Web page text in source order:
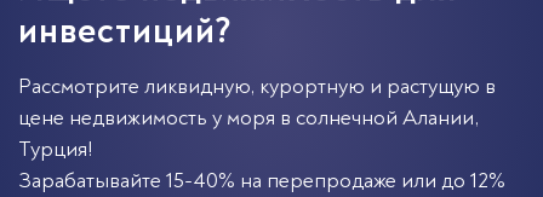
инвестиций?
Рассмотрите ликвидную, курортную и растущую в
цене недвижимость у моря в солнечной Алании,
Турция!
Зарабатывайте 15-40% на перепродаже или до 12%